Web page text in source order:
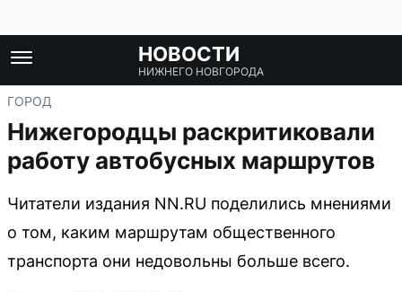
НОВОСТИ
НИЖНЕГО НОВГОРОДА
ГОРОД
Нижегородцы раскритиковали
работу автобусных маршрутов
Читатели издания NN.RU поделились мнениями
о том, каким маршрутам общественного
транспорта они недовольны больше всего.